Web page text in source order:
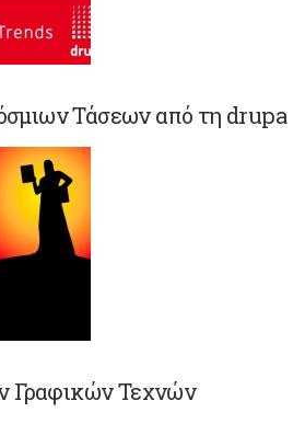
Τάσεων από τη drupa
Γραφικών Τεχνών